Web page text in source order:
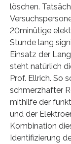
löschen.
20minütige
Stunde lang
Einsatz der
steht natürlich
Prof. Ellrich. So
schmerzhafter
mithilfe der
und der
Kombination
Identifizierung